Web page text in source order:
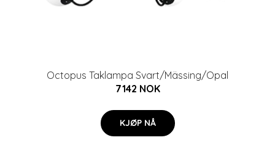
Octopus Taklampa Svart/Mässing/Opal
7142 NOK
KJØP NÅ